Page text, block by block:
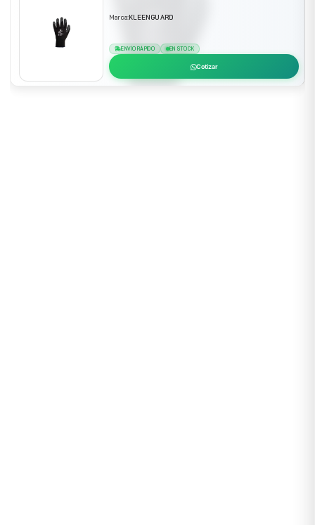
Marca:KLEENGUARD
ENVÍO RÁPIDO EN STOCK
Cotizar